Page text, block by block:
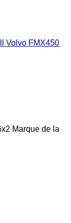
Volvo FMX450
Marque de la